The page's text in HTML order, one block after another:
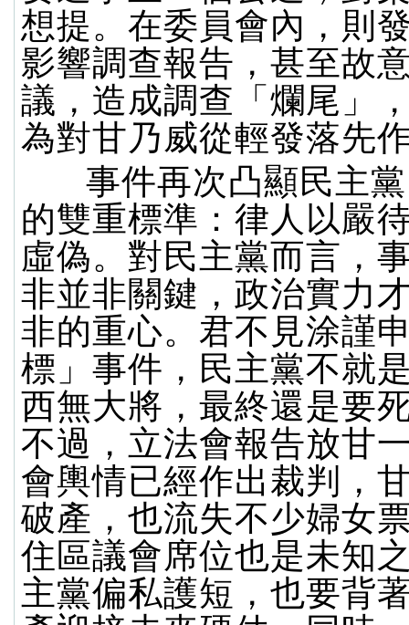
想提。在委員會內，則
影響調查報告，甚至故
議，造成調查「爛尾」
為對甘乃威從輕發落先
事件再次凸顯民主
的雙重標準：律人以嚴
虛偽。對民主黨而言，
非並非關鍵，政治實力
非的重心。君不見涂謹
標」事件，民主黨不就
西無大將，最終還是要
不過，立法會報告放甘
會輿情已經作出裁判，
破產，也流失不少婦女
住區議會席位也是未知
主黨偏私護短，也要背